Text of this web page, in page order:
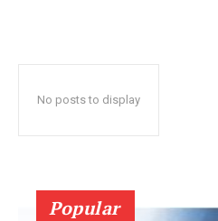
No posts to display
Popular